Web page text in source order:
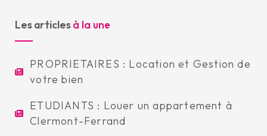
Les articlesà la une
PROPRIETAIRES : Location et Gestion de
votre bien
ETUDIANTS : Louer un appartement à
Clermont-Ferrand